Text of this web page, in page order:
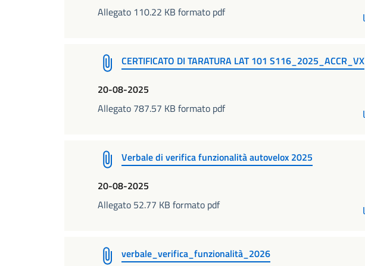
Allegato 110.22 KB formato pdf
CERTIFICATO DI TARATURA LAT 101 S116_2025_ACCR_VX
20-08-2025
Allegato 787.57 KB formato pdf
Verbale di verifica funzionalità autovelox 2025
20-08-2025
Allegato 52.77 KB formato pdf
verbale_verifica_funzionalità_2026